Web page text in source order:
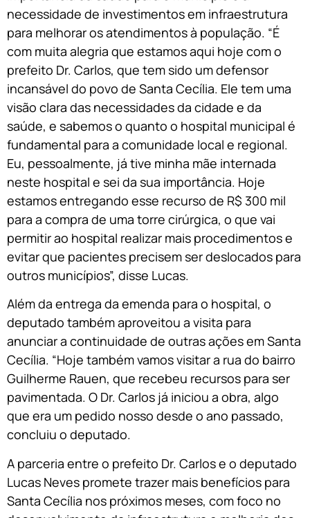
necessidade de investimentos em infraestrutura
para melhorar os atendimentos à população. “É
com muita alegria que estamos aqui hoje com o
prefeito Dr. Carlos, que tem sido um defensor
incansável do povo de Santa Cecília. Ele tem uma
visão clara das necessidades da cidade e da
saúde, e sabemos o quanto o hospital municipal é
fundamental para a comunidade local e regional.
Eu, pessoalmente, já tive minha mãe internada
neste hospital e sei da sua importância. Hoje
estamos entregando esse recurso de R$ 300 mil
para a compra de uma torre cirúrgica, o que vai
permitir ao hospital realizar mais procedimentos e
evitar que pacientes precisem ser deslocados para
outros municípios”, disse Lucas.
Além da entrega da emenda para o hospital, o
deputado também aproveitou a visita para
anunciar a continuidade de outras ações em Santa
Cecília. “Hoje também vamos visitar a rua do bairro
Guilherme Rauen, que recebeu recursos para ser
pavimentada. O Dr. Carlos já iniciou a obra, algo
que era um pedido nosso desde o ano passado,
concluiu o deputado.
A parceria entre o prefeito Dr. Carlos e o deputado
Lucas Neves promete trazer mais benefícios para
Santa Cecília nos próximos meses, com foco no